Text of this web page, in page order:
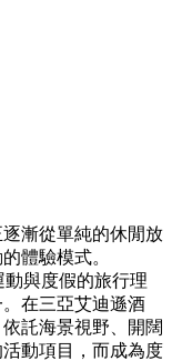
漸從單純的休閒放
體驗模式。
動與度假的旅行理
在三亞艾迪遜酒
託海景視野、開闊
動項目，而成為度